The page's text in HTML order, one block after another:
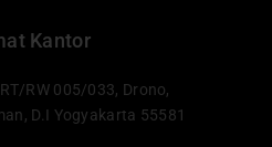
Kantor
RW 005/033, Drono,
D.I Yogyakarta 55581